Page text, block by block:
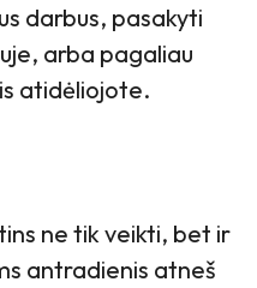
darbus, pasakyti
arba pagaliau
atidėliojote.
ne tik veikti, bet ir
antradienis atneš